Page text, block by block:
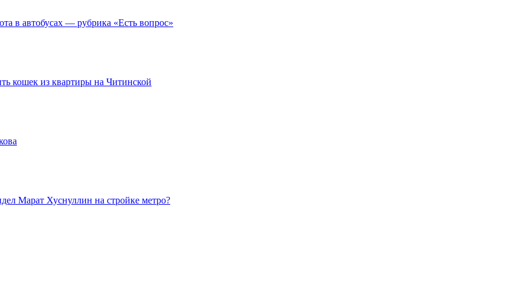
в автобусах — рубрика «Есть вопрос»
кошек из квартиры на Читинской
Марат Хуснуллин на стройке метро?